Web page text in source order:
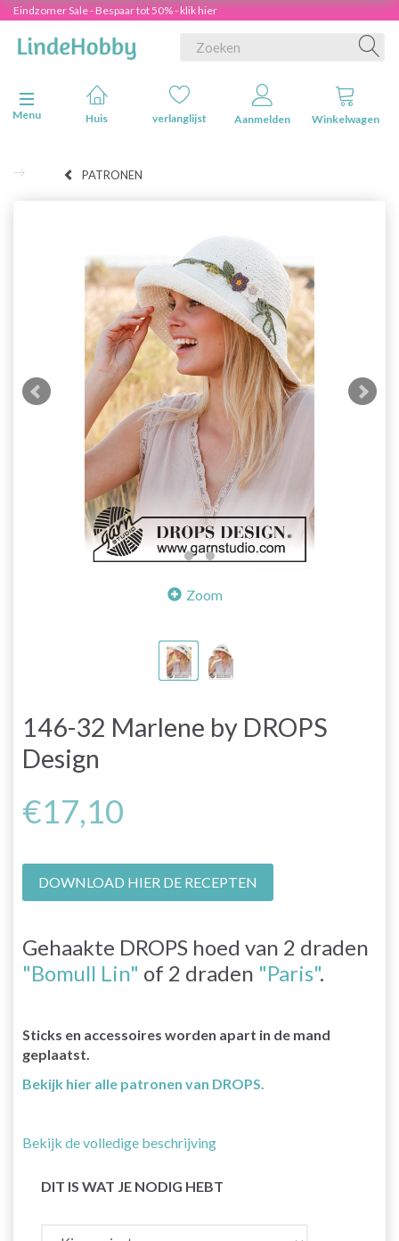
Eindzomer Sale - Bespaar tot 50% - klik hier
Navigatie in-/uitschakelen
Menu
Huis verlanglijst Aanmelden Winkelwagen
PATRONEN
Zoom
146-32 Marlene by DROPS
Design
€17,10
DOWNLOAD HIER DE RECEPTEN
Gehaakte DROPS hoed van 2 draden
"Bomull Lin" of 2 draden "Paris".
Sticks en accessoires worden apart in de mand
geplaatst.
Bekijk hier alle patronen van DROPS.
Bekijk de volledige beschrijving
DIT IS WAT JE NODIG HEBT